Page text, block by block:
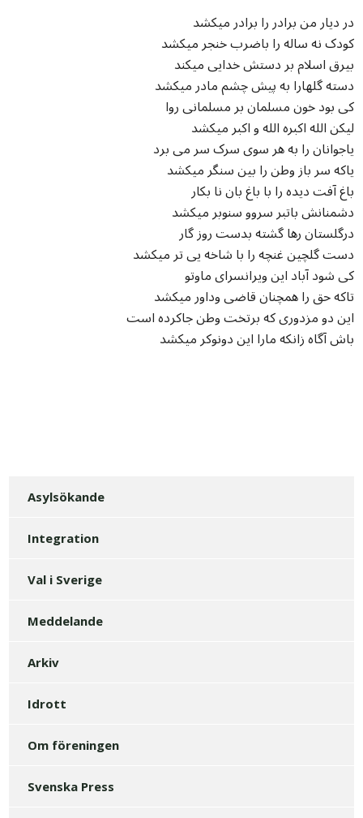
در دیار من برادر را برادر میکشد
کودک نه ساله را باضرب خنجر میکشد
بیرق اسلام بر دستش خدایی میکند
دسته گلهارا به پیش چشم مادر میکشد
کی بود خون مسلمان بر مسلمانی روا
لیکن الله اکبره الله و اکبر میکشد
یاجوانان را به هر سوی سرک سر می برد
یاکه سر باز وطن را بین سنگر میکشد
باغ آفت دیده را با باغ بان نا بکار
دشمنانش باتبر سروو سنوبر میکشد
درگلستان رها گشته بدست روز گار
دست گلچین غنچه را با شاخه یی تر میکشد
کی شود آباد این ویرانسرای ماوتو
تاکه حق را همچنان قاضی وداور میکشد
این دو مزدوری که برتخت وطن جاکرده است
باش آگاه زانکه مارا این دونوکر میکشد
Asylsökande
Integration
Val i Sverige
Meddelande
Arkiv
Idrott
Om föreningen
Svenska Press